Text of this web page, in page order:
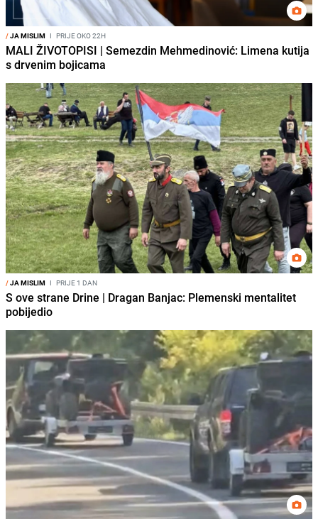
/JA MISLIM I PRIJE OKO 22H
MALI ŽIVOTOPISI | Semezdin Mehmedinović: Limena kutija
s drvenim bojicama
/JA MISLIM I PRIJE 1 DAN
S ove strane Drine | Dragan Banjac: Plemenski mentalitet
pobijedio